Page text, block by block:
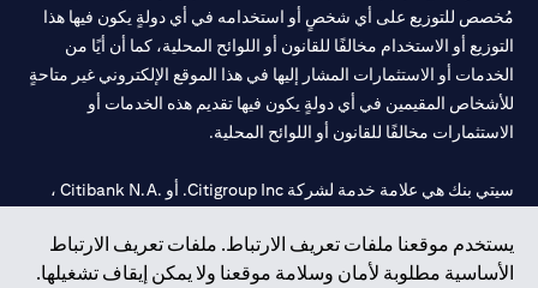
يستخدم موقعنا ملفات تعريف الارتباط. ملفات تعريف الارتباط
الأساسية مطلوبة لأمان وسلامة موقعنا ولا يمكن إيقاف تشغيلها.
مُخصص للتوزيع على أي شخصٍ أو استخدامه في أي دولةٍ يكون فيها هذا
التوزيع أو الاستخدام مخالفًا للقانون أو اللوائح المحلية، كما أن أيًا من
الخدمات أو الاستثمارات المشار إليها في هذا الموقع الإلكتروني غير متاحةٍ
للأشخاص المقيمين في أي دولةٍ يكون فيها تقديم هذه الخدمات أو
الاستثمارات مخالفًا للقانون أو اللوائح المحلية.
سيتي بنك هي علامة خدمة لشركة Citigroup Inc. أو .Citibank N.A ،
سيتي بنك إن. إيه. الإمارات مسجل لدى مصرف الإمارات المركزي تحت